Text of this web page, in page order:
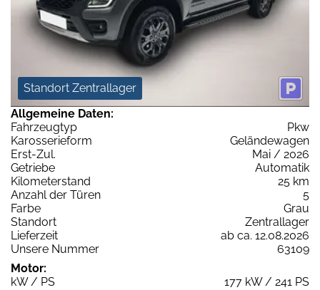
Standort Zentrallager
Allgemeine Daten:
Fahrzeugtyp
Pkw
Karosserieform
Geländewagen
Erst-Zul.
Mai / 2026
Getriebe
Automatik
Kilometerstand
25 km
Anzahl der Türen
5
Farbe
Grau
Standort
Zentrallager
Lieferzeit
ab ca. 12.08.2026
Unsere Nummer
63109
Motor:
kW / PS
177 kW / 241 PS